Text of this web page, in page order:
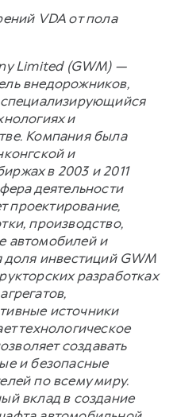
VDA от пола
Limited (GWM) —
внедорожников,
и
Компания была
и
в 2003 и 2011
деятельности
проектирование,
производство,
автомобилей и
доля инвестиций GWM
разработках
источники
технологическое
создавать
и безопасные
по всему миру.
вклад в создание